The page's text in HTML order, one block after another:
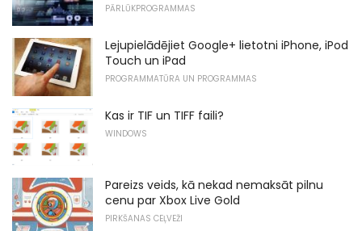
PĀRLŪKPROGRAMMAS
Lejupielādējiet Google+ lietotni iPhone, iPod
Touch un iPad
PROGRAMMATŪRA UN PROGRAMMAS
Kas ir TIF un TIFF faili?
WINDOWS
Pareizs veids, kā nekad nemaksāt pilnu
cenu par Xbox Live Gold
PIRKŠANAS CEĻVEŽI